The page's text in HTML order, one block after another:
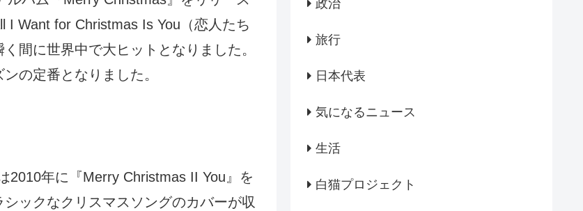
I Want for Christmas Is You（恋人たち
間に世界中で大ヒットとなりました。
の定番となりました。
2010年に『Merry Christmas II You』を
ックなクリスマスソングのカバーが収
政治
旅行
日本代表
気になるニュース
生活
白猫プロジェクト